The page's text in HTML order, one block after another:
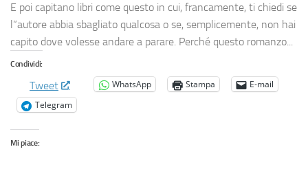
E poi capitano libri come questo in cui, francamente, ti chiedi se
l”autore abbia sbagliato qualcosa o se, semplicemente, non hai
capito dove volesse andare a parare. Perché questo romanzo...
Condividi:
Tweet WhatsApp Stampa
E-mail
Telegram
Mi piace: